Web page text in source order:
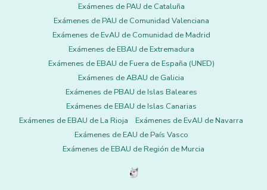
Exámenes de PAU de Cataluña
Exámenes de PAU de Comunidad Valenciana
Exámenes de EvAU de Comunidad de Madrid
Exámenes de EBAU de Extremadura
Exámenes de EBAU de Fuera de España (UNED)
Exámenes de ABAU de Galicia
Exámenes de PBAU de Islas Baleares
Exámenes de EBAU de Islas Canarias
Exámenes de EBAU de La Rioja
Exámenes de EvAU de Navarra
Exámenes de EAU de País Vasco
Exámenes de EBAU de Región de Murcia